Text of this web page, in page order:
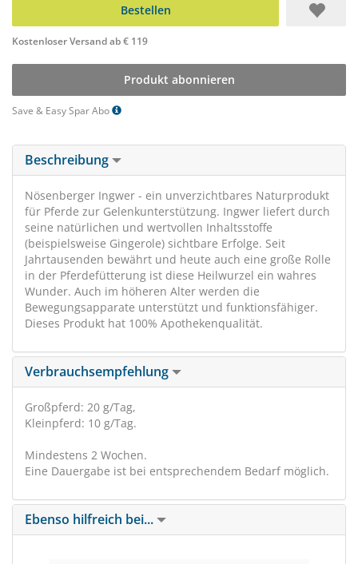
Bestellen
Kostenloser Versand ab € 119
Produkt abonnieren
Save & Easy Spar Abo
Beschreibung
Nösenberger Ingwer - ein unverzichtbares Naturprodukt
für Pferde zur Gelenkunterstützung. Ingwer liefert durch
seine natürlichen und wertvollen Inhaltsstoffe
(beispielsweise Gingerole) sichtbare Erfolge. Seit
Jahrtausenden bewährt und heute auch eine große Rolle
in der Pferdefütterung ist diese Heilwurzel ein wahres
Wunder. Auch im höheren Alter werden die
Bewegungsapparate unterstützt und funktionsfähiger.
Dieses Produkt hat 100% Apothekenqualität.
Verbrauchsempfehlung
Großpferd: 20 g/Tag,
Kleinpferd: 10 g/Tag.
Mindestens 2 Wochen.
Eine Dauergabe ist bei entsprechendem Bedarf möglich.
Ebenso hilfreich bei...